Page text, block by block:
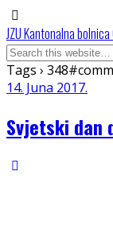
JZU Kantonalna bolnica
Tags ›
14. Juna 2017.
Svjetski dan